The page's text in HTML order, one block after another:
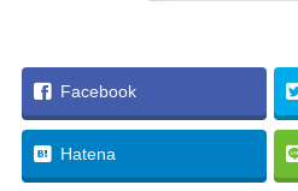
Facebook
Hatena